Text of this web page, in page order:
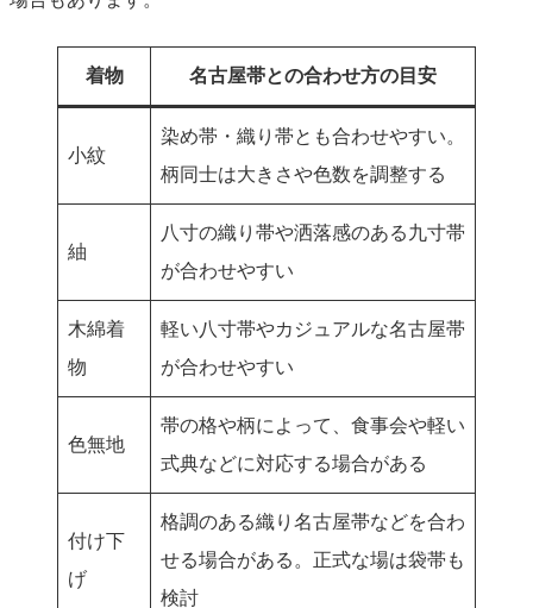
着物 名古屋帯との合わせ方の目安
小紋
染め帯・織り帯とも合わせやすい。
柄同士は大きさや色数を調整する
紬
八寸の織り帯や洒落感のある九寸帯
が合わせやすい
木綿着
物
軽い八寸帯やカジュアルな名古屋帯
が合わせやすい
色無地
帯の格や柄によって、食事会や軽い
式典などに対応する場合がある
付け下
げ
格調のある織り名古屋帯などを合わ
せる場合がある。正式な場は袋帯も
検討